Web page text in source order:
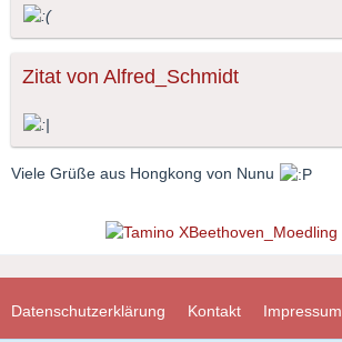
Zitat von Alfred_Schmidt
Viele Grüße aus Hongkong von Nunu
Datenschutzerklärung Kontakt Impressum